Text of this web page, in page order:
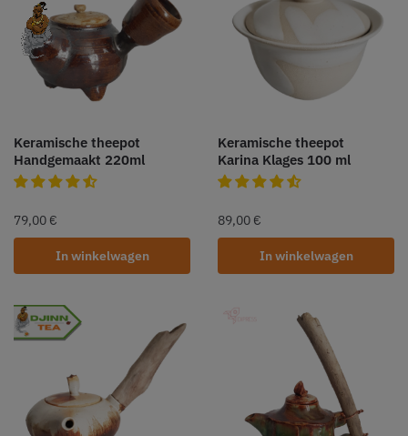
Keramische theepot
Handgemaakt 220ml
79,00 €
In winkelwagen
Keramische theepot
Karina Klages 100 ml
89,00 €
In winkelwagen